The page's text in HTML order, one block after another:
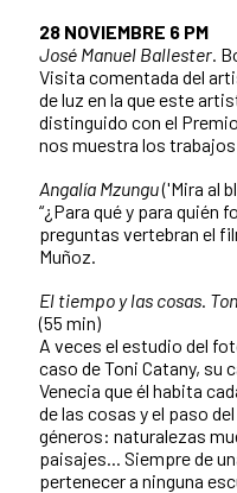
28 NOVIEMBRE 6 PM
José Manuel Ballester.
Visita comentada del
de luz en la que este
distinguido con el
nos muestra los
Angalía Mzungu('Mira al
“¿Para qué y para quién
preguntas vertebran el
Muñoz.
El tiempo y las cosas.
(55 min)
A veces el estudio del
caso de Toni Catany, su
Venecia que él habita
de las cosas y el paso
géneros: naturalezas
paisajes... Siempre de
pertenecer a ninguna